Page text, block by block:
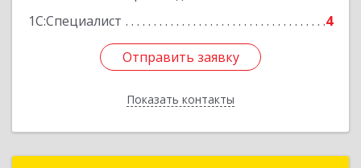
1С:Специалист
4
Отправить заявку
Показать контакты
Отправить заявку
Назад